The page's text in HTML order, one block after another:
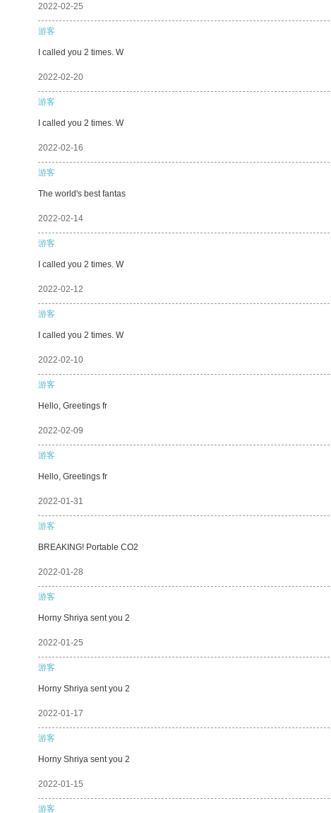
2022-02-25
游客
I called you 2 times. W
2022-02-20
游客
I called you 2 times. W
2022-02-16
游客
The world's best fantas
2022-02-14
游客
I called you 2 times. W
2022-02-12
游客
I called you 2 times. W
2022-02-10
游客
Hello, Greetings fr
2022-02-09
游客
Hello, Greetings fr
2022-01-31
游客
BREAKING! Portable CO2
2022-01-28
游客
Horny Shriya sent you 2
2022-01-25
游客
Horny Shriya sent you 2
2022-01-17
游客
Horny Shriya sent you 2
2022-01-15
游客